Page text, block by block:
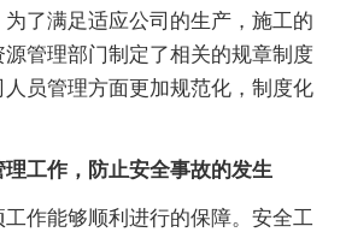
了满足适应公司的生产，施工的
管理部门制定了相关的规章制度
员管理方面更加规范化，制度化
工作，防止安全事故的发生
作能够顺利进行的保障。安全工